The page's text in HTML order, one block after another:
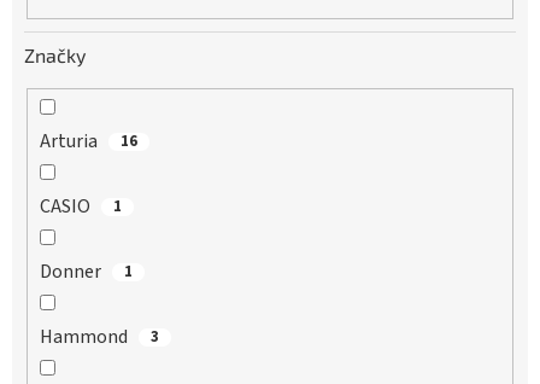
Značky
Arturia 16
CASIO 1
Donner 1
Hammond 3